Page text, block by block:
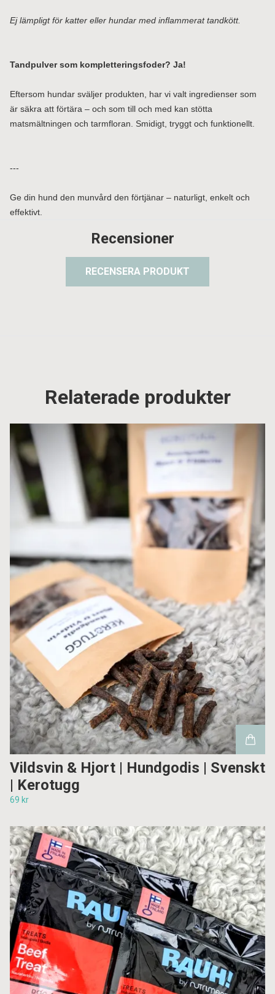
Ej lämpligt för katter eller hundar med inflammerat tandkött.
Tandpulver som kompletteringsfoder? Ja!
Eftersom hundar sväljer produkten, har vi valt ingredienser som
är säkra att förtära – och som till och med kan stötta
matsmältningen och tarmfloran. Smidigt, tryggt och funktionellt.
---
Ge din hund den munvård den förtjänar – naturligt, enkelt och
effektivt.
Recensioner
RECENSERA PRODUKT
Relaterade produkter
Vildsvin & Hjort | Hundgodis | Svenskt
| Kerotugg
69 kr